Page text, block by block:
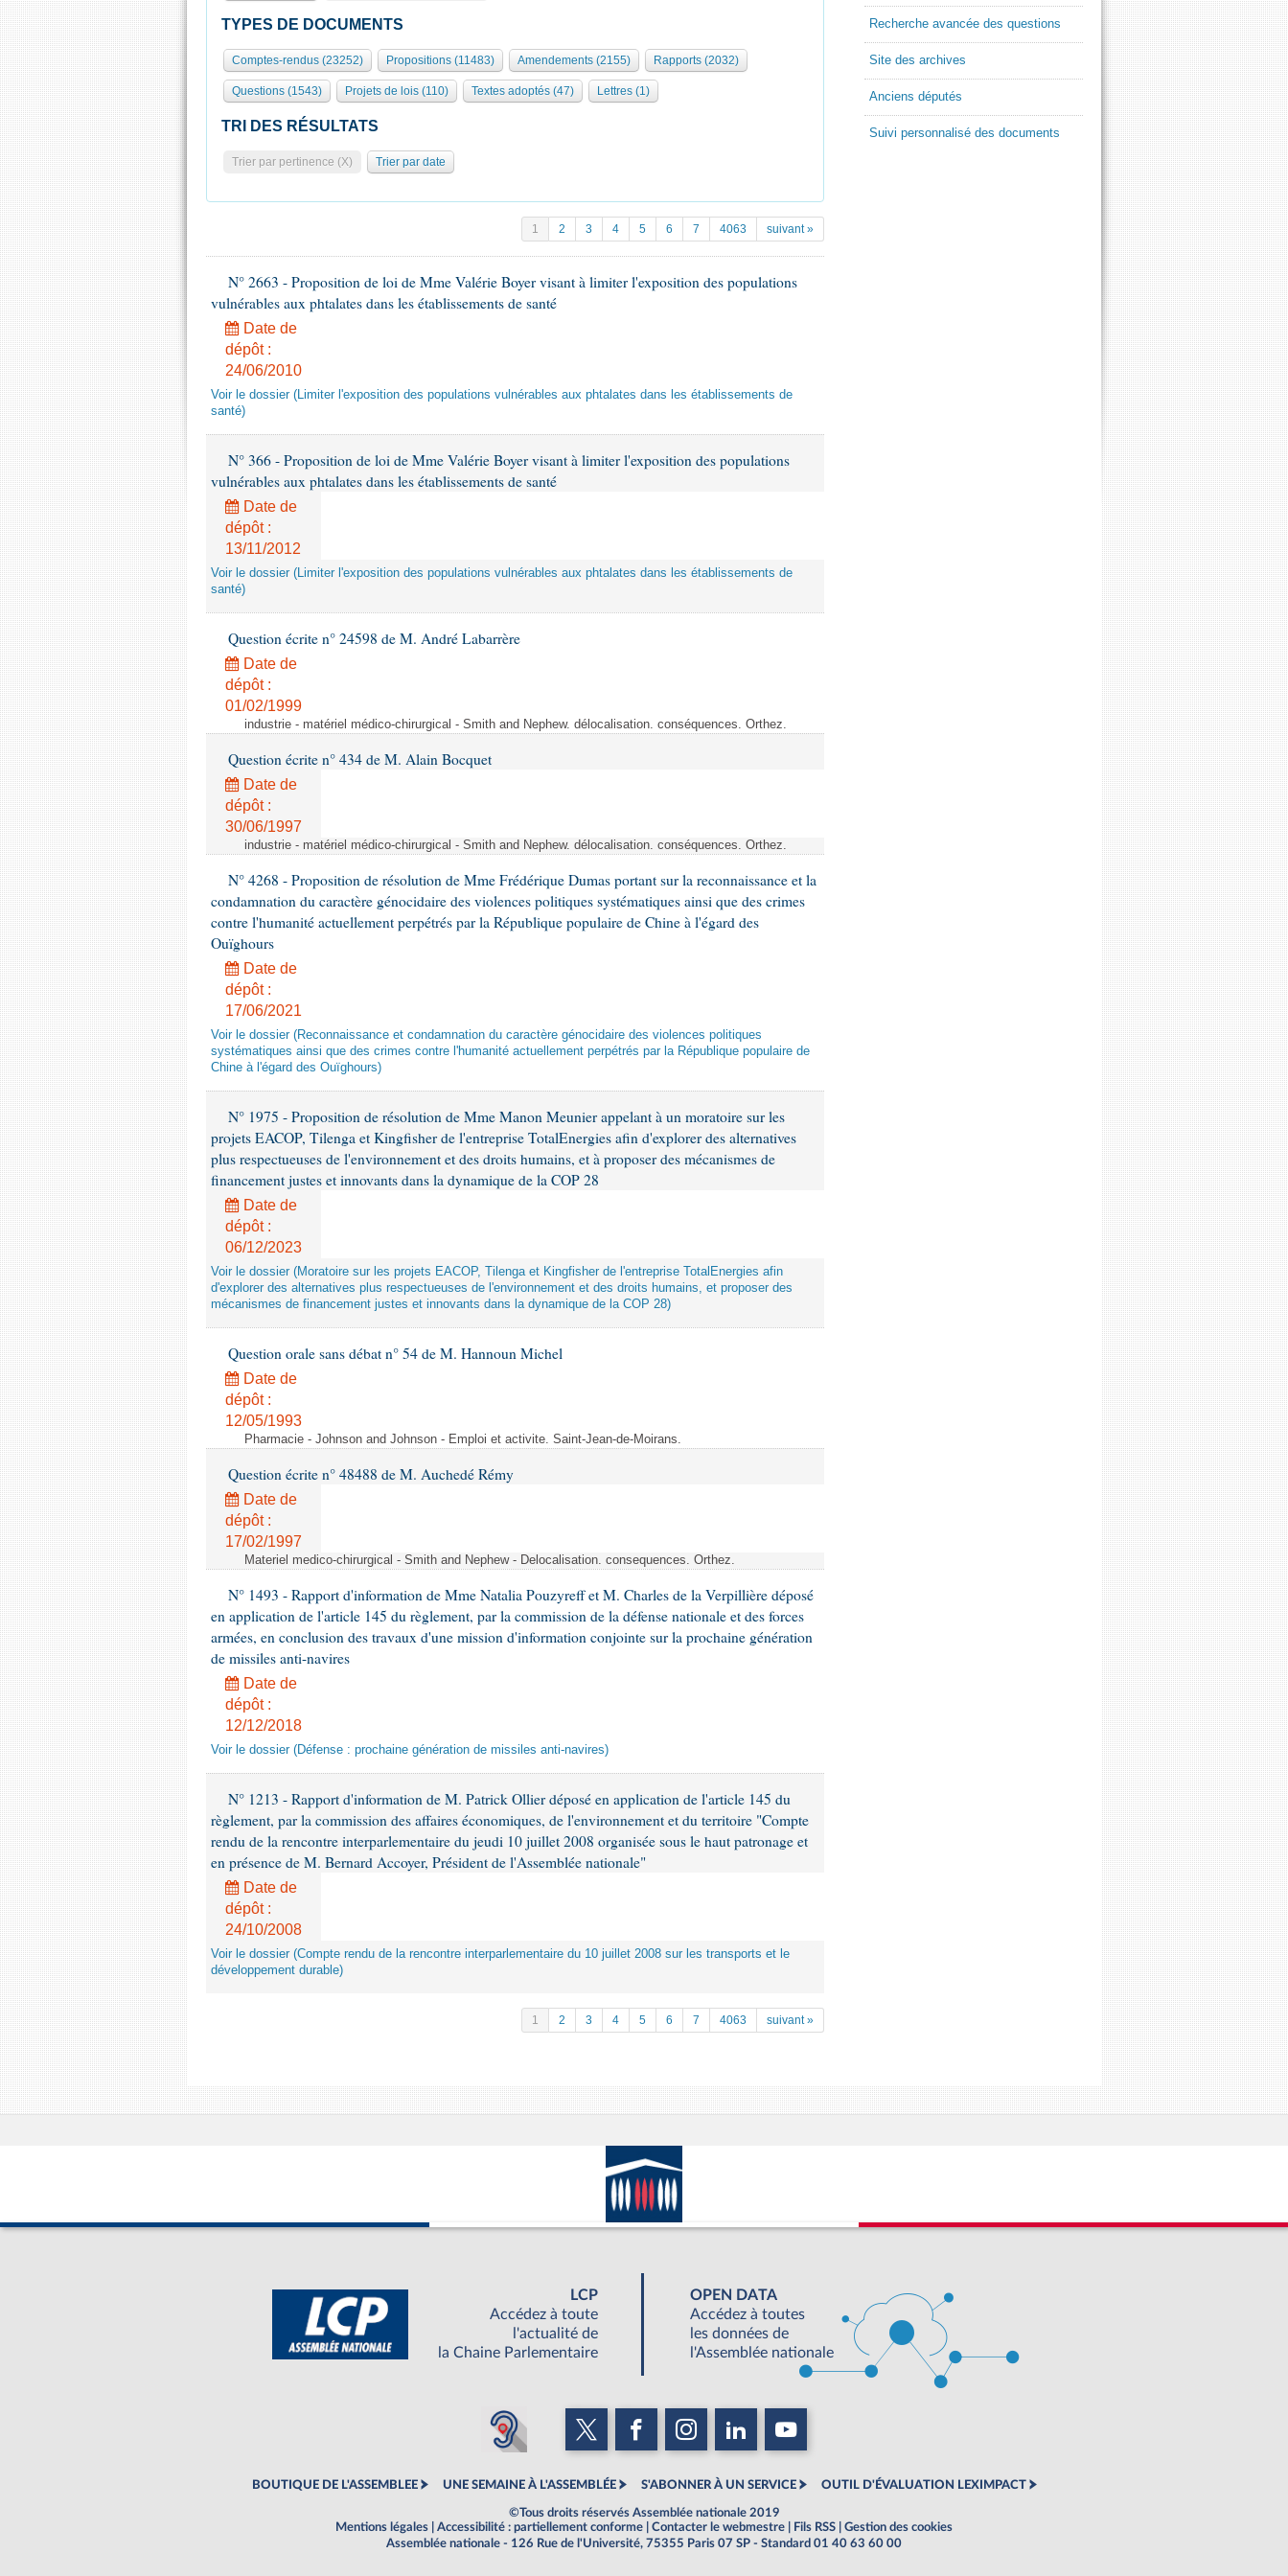
TYPES DE DOCUMENTS
Comptes-rendus (23252) Propositions (11483) Amendements (2155) Rapports (2032)
Questions (1543) Projets de lois (110) Textes adoptés (47) Lettres (1)
TRI DES RÉSULTATS
Trier par pertinence (X) Trier par date
1 2 3 4 5 6 7 4063 suivant »
N° 2663 - Proposition de loi de Mme Valérie Boyer visant à limiter l'exposition des populations
vulnérables aux phtalates dans les établissements de santé
Date de
dépôt :
24/06/2010
Voir le dossier (Limiter l'exposition des populations vulnérables aux phtalates dans les établissements de
santé)
N° 366 - Proposition de loi de Mme Valérie Boyer visant à limiter l'exposition des populations
vulnérables aux phtalates dans les établissements de santé
Date de
dépôt :
13/11/2012
Voir le dossier (Limiter l'exposition des populations vulnérables aux phtalates dans les établissements de
santé)
Question écrite n° 24598 de M. André Labarrère
Date de
dépôt :
01/02/1999
industrie - matériel médico-chirurgical - Smith and Nephew. délocalisation. conséquences. Orthez.
Question écrite n° 434 de M. Alain Bocquet
Date de
dépôt :
30/06/1997
industrie - matériel médico-chirurgical - Smith and Nephew. délocalisation. conséquences. Orthez.
N° 4268 - Proposition de résolution de Mme Frédérique Dumas portant sur la reconnaissance et la
condamnation du caractère génocidaire des violences politiques systématiques ainsi que des crimes
contre l'humanité actuellement perpétrés par la République populaire de Chine à l'égard des
Ouïghours
Date de
dépôt :
17/06/2021
Voir le dossier (Reconnaissance et condamnation du caractère génocidaire des violences politiques
systématiques ainsi que des crimes contre l'humanité actuellement perpétrés par la République populaire de
Chine à l'égard des Ouïghours)
N° 1975 - Proposition de résolution de Mme Manon Meunier appelant à un moratoire sur les
projets EACOP, Tilenga et Kingfisher de l'entreprise TotalEnergies afin d'explorer des alternatives
plus respectueuses de l'environnement et des droits humains, et à proposer des mécanismes de
financement justes et innovants dans la dynamique de la COP 28
Date de
dépôt :
06/12/2023
Voir le dossier (Moratoire sur les projets EACOP, Tilenga et Kingfisher de l'entreprise TotalEnergies afin
d'explorer des alternatives plus respectueuses de l'environnement et des droits humains, et proposer des
mécanismes de financement justes et innovants dans la dynamique de la COP 28)
Question orale sans débat n° 54 de M. Hannoun Michel
Date de
dépôt :
12/05/1993
Pharmacie - Johnson and Johnson - Emploi et activite. Saint-Jean-de-Moirans.
Question écrite n° 48488 de M. Auchedé Rémy
Date de
dépôt :
17/02/1997
Materiel medico-chirurgical - Smith and Nephew - Delocalisation. consequences. Orthez.
N° 1493 - Rapport d'information de Mme Natalia Pouzyreff et M. Charles de la Verpillière déposé
en application de l'article 145 du règlement, par la commission de la défense nationale et des forces
armées, en conclusion des travaux d'une mission d'information conjointe sur la prochaine génération
de missiles anti-navires
Date de
dépôt :
12/12/2018
Voir le dossier (Défense : prochaine génération de missiles anti-navires)
N° 1213 - Rapport d'information de M. Patrick Ollier déposé en application de l'article 145 du
règlement, par la commission des affaires économiques, de l'environnement et du territoire "Compte
rendu de la rencontre interparlementaire du jeudi 10 juillet 2008 organisée sous le haut patronage et
en présence de M. Bernard Accoyer, Président de l'Assemblée nationale"
Date de
dépôt :
24/10/2008
Voir le dossier (Compte rendu de la rencontre interparlementaire du 10 juillet 2008 sur les transports et le
développement durable)
1 2 3 4 5 6 7 4063 suivant »
Recherche avancée des questions
Site des archives
Anciens députés
Suivi personnalisé des documents
LCP
Accédez à toute
l'actualité de
la Chaine Parlementaire
OPEN DATA
Accédez à toutes
les données de
l'Assemblée nationale
BOUTIQUE DE L'ASSEMBLEE UNE SEMAINE À L'ASSEMBLÉE S'ABONNER À UN SERVICE OUTIL D'ÉVALUATION LEXIMPACT
©Tous droits réservés Assemblée nationale 2019
Mentions légales
Accessibilité : partiellement conforme Contacter le webmestre Fils RSS
Gestion des cookies
Assemblée nationale - 126 Rue de l'Université, 75355 Paris 07 SP - Standard 01 40 63 60 00